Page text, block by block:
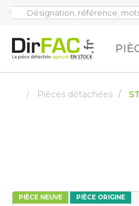
Pièces détachées
PIÈCE NEUVE PIÈCE ORIGINE